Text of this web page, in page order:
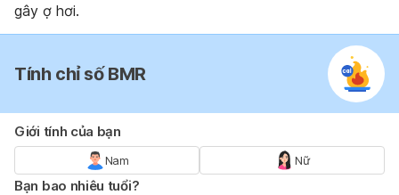
gây ợ hơi.
Tính chỉ số BMR
Giới tính của bạn
Nam Nữ
Bạn bao nhiêu tuổi?